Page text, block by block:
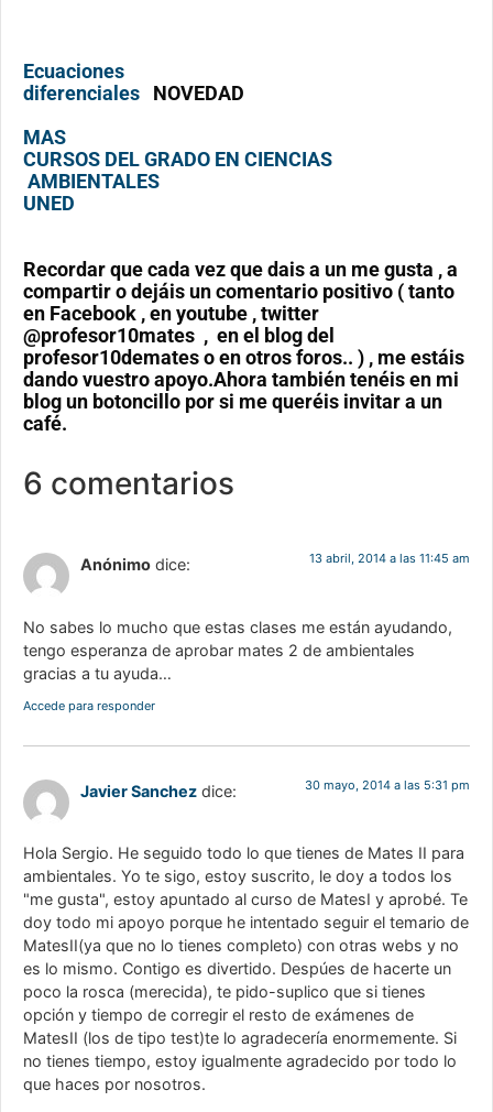
Ecuaciones
diferenciales NOVEDAD
MAS
CURSOS DEL GRADO EN CIENCIAS
AMBIENTALES
UNED
Recordar que cada vez que dais a un me gusta , a
compartir o dejáis un comentario positivo ( tanto
en Facebook , en youtube , twitter
@profesor10mates , en el blog del
profesor10demates o en otros foros.. ) , me estáis
dando vuestro apoyo.Ahora también tenéis en mi
blog un botoncillo por si me queréis invitar a un
café.
6 comentarios
Anónimo dice: 13 abril, 2014 a las 11:45 am
No sabes lo mucho que estas clases me están ayudando,
tengo esperanza de aprobar mates 2 de ambientales
gracias a tu ayuda…
Accede para responder
Javier Sanchez dice: 30 mayo, 2014 a las 5:31 pm
Hola Sergio. He seguido todo lo que tienes de Mates II para
ambientales. Yo te sigo, estoy suscrito, le doy a todos los
"me gusta", estoy apuntado al curso de MatesI y aprobé. Te
doy todo mi apoyo porque he intentado seguir el temario de
MatesII(ya que no lo tienes completo) con otras webs y no
es lo mismo. Contigo es divertido. Despúes de hacerte un
poco la rosca (merecida), te pido-suplico que si tienes
opción y tiempo de corregir el resto de exámenes de
MatesII (los de tipo test)te lo agradecería enormemente. Si
no tienes tiempo, estoy igualmente agradecido por todo lo
que haces por nosotros.